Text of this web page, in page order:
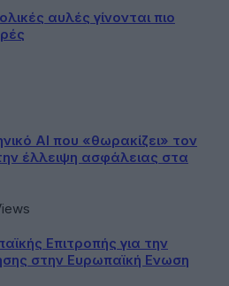
αυλές γίνονται πιο
AI που «θωρακίζει» τον
έλλειψη ασφάλειας στα
Επιτροπής για την
στην Ευρωπαϊκή Ενωση